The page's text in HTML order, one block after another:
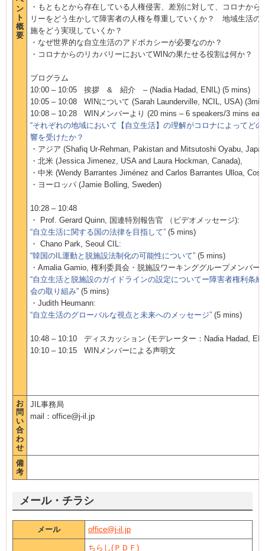
ン
ト
概
要
・もともとから存在している人権侵害、差別に対して、コロナから
リーをどう生かして障害者の人権を尊重していくか？ 地域生活の
施をどう実現していくか？
・なぜ世界的な自立生活のアドボカシーが必要なのか？
・コロナからのリカバリーにおいてWINの果たせる役割は何か？
プログラム
10:00 –10:05 挨拶 & 紹介 –(Nadia Hadad, ENIL) (5 mins)
10:05 –10:08 WINについて (Sarah Launderville, NCIL, USA)
10:08 –10:28 WIN メンバーより (20 mins –6 speakers/3 mins
“それぞれの地域において【自立生活】の理解がコロナによってど
響を受けたか？
・アジア (Shafiq Ur-Rehman, Pakistan and Mitsutoshi Oyabu,
・北米 (Jessica Jimenez, USA and Laura Hockman, Canada),
・中米 (Wendy Barrantes Jiménez and Carlos Barrantes Ulloa,
・ヨーロッパ (Jamie Bolling, Sweden)
10:28 –10:48
・
Prof. Gerard Quinn, 国連特別報告官 （ビデオメッセージ):
“自立生活に関する国の法律を目指して” (5 mins)
・ Chano Park, Seoul CIL:
“韓国の IL運動と脱施設法制化の可能性について” (5 mins)
・ Amalia Gamio, 権利委員会・脱施設ワーキンググループメンバー
“自立生活と脱施設のガイドラインの設定についてー障害者権利条
会の取り組み” (5 mins)
・ Judith Heumann:
“自立生活のグローバルな視点と未来へのメッセージ” (5 mins)
10:48 –10:10 ディスカッション (モデレーター： Nadia Hadad,
10:10 –10:15 WIN メンバーによる声明文
お
問
い
合
わ
せ
JIL事務局
mail：office@j-il.jp
備
考
メール・チラシ
メール office@j-il.jp
ちらし(ＰＤＦ)